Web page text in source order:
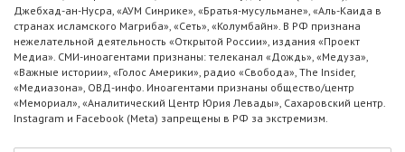
Джебхад-ан-Нусра, «АУМ Синрике», «Братья-мусульмане», «Аль-Каида в
странах исламского Магриба», «Сеть», «Колумбайн». В РФ признана
нежелательной деятельность «Открытой России», издания «Проект
Медиа». СМИ-иноагентами признаны: телеканал «Дождь», «Медуза»,
«Важные истории», «Голос Америки», радио «Свобода», The Insider,
«Медиазона», ОВД-инфо. Иноагентами признаны общество/центр
«Мемориал», «Аналитический Центр Юрия Левады», Сахаровский центр.
Instagram и Facebook (Metа) запрещены в РФ за экстремизм.